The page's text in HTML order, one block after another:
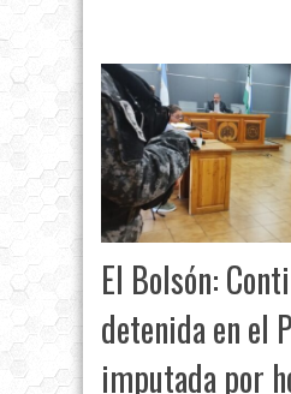
El Bolsón:
detenida en el
imputada por